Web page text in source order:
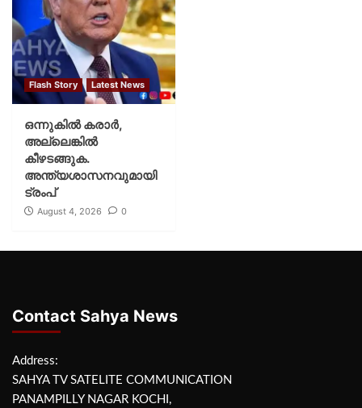
Flash Story Latest News
ഒന്നുകില്‍ കരാര്‍,
അല്ലെങ്കില്‍
കീഴടങ്ങുക.
അന്ത്യശാസനവുമായി
ട്രംപ്
August 4, 2026 0
Contact Sahya News
Address:
SAHYA TV SATELITE COMMUNICATION
PANAMPILLY NAGAR KOCHI,